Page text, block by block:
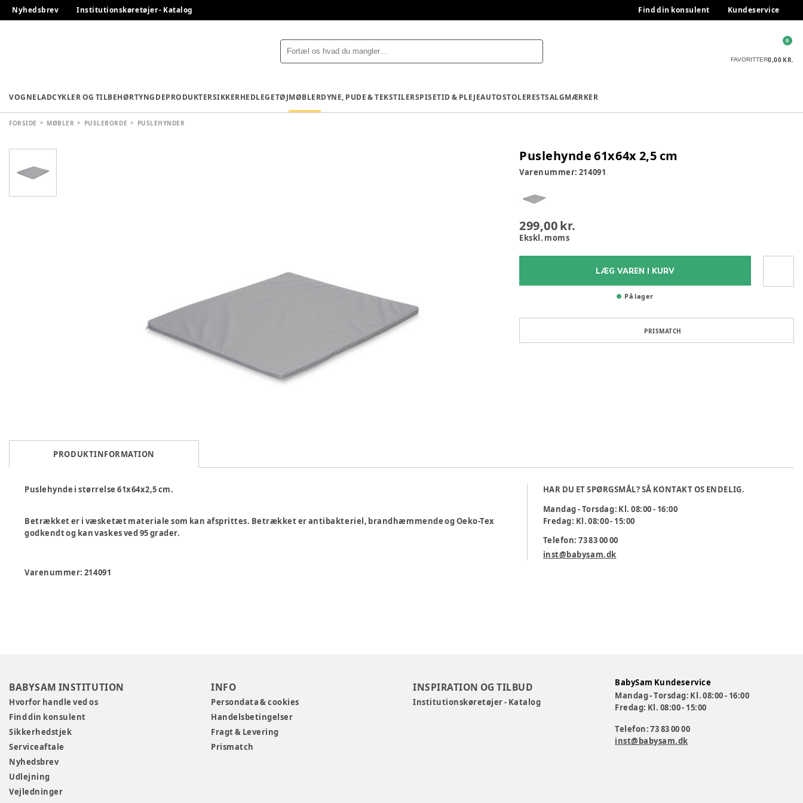
Nyhedsbrev Institutionskøretøjer - Katalog Find din konsulent Kundeservice
FAVORITTER0,00 KR.
0
VOGNELADCYKLER OG TILBEHØRTYNGDEPRODUKTERSIKKERHEDLEGETØJMØBLERDYNE, PUDE & TEKSTILERSPISETID & PLEJEAUTOSTOLERESTSALGMÆRKER
FORSIDE MØBLER PUSLEBORDE PUSLEHYNDER
Puslehynde 61x64x 2,5 cm
Varenummer: 214091
299,00 kr.
Ekskl. moms
LÆG VAREN I KURV
På lager
PRISMATCH
PRODUKTINFORMATION
Puslehynde i størrelse 61x64x2,5 cm.
Betrækket er i væsketæt materiale som kan afsprittes. Betrækket er antibakteriel, brandhæmmende og Oeko-Tex
godkendt og kan vaskes ved 95 grader.
Varenummer: 214091
HAR DU ET SPØRGSMÅL? SÅ KONTAKT OS ENDELIG.
Mandag - Torsdag: Kl. 08:00 - 16:00
Fredag: Kl. 08:00 - 15:00
Telefon: 73 83 00 00
inst@babysam.dk
BABYSAM INSTITUTION
Hvorfor handle ved os
Find din konsulent
Sikkerhedstjek
Serviceaftale
Nyhedsbrev
Udlejning
Vejledninger
INFO
Persondata & cookies
Handelsbetingelser
Fragt & Levering
Prismatch
INSPIRATION OG TILBUD
Institutionskøretøjer - Katalog
BabySam Kundeservice
Mandag - Torsdag: Kl. 08:00 - 16:00
Fredag: Kl. 08:00 - 15:00
Telefon: 73 83 00 00
inst@babysam.dk